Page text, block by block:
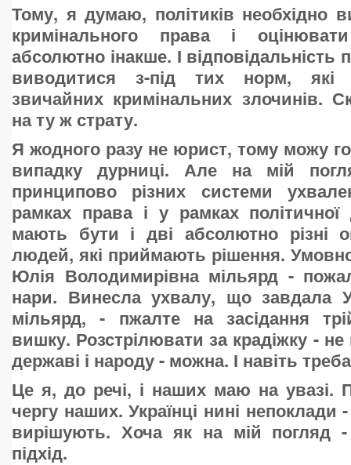
Тому, я думаю, політиків необхідно
кримінального права і
абсолютно інакше. І відповідальність
виводитися з-під тих норм, які
звичайних кримінальних злочинів.
на ту ж страту.
Я жодного разу не юрист, тому можу
випадку дурниці. Але на мій
принципово різних системи
рамках права і у рамках політичної
мають бути і дві абсолютно різні
людей, які приймають рішення.
Юлія Володимирівна мільярд -
нари. Винесла ухвалу, що завдала
мільярд, - пжалте на засідання
вишку. Розстрілювати за крадіжку -
державі і народу - можна. І навіть
Це я, до речі, і наших маю на увазі.
чергу наших. Українці нині
вирішують. Хоча як на мій погляд
підхід.